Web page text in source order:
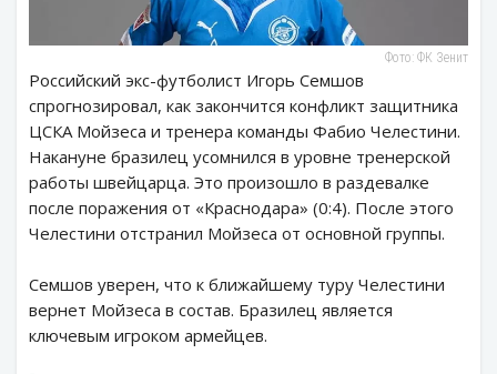
Фото: ФК Зенит
Российский экс-футболист Игорь Семшов
спрогнозировал, как закончится конфликт защитника
ЦСКА Мойзеса и тренера команды Фабио Челестини.
Накануне бразилец усомнился в уровне тренерской
работы швейцарца. Это произошло в раздевалке
после поражения от «Краснодара» (0:4). После этого
Челестини отстранил Мойзеса от основной группы.
Семшов уверен, что к ближайшему туру Челестини
вернет Мойзеса в состав. Бразилец является
ключевым игроком армейцев.